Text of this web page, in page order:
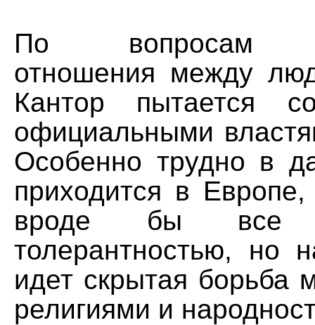
По вопросам
отношения между
Кантор пытается
официальными
Особенно трудно в
приходится в
вроде бы все
толерантностью, но
идет скрытая борьба
религиями и